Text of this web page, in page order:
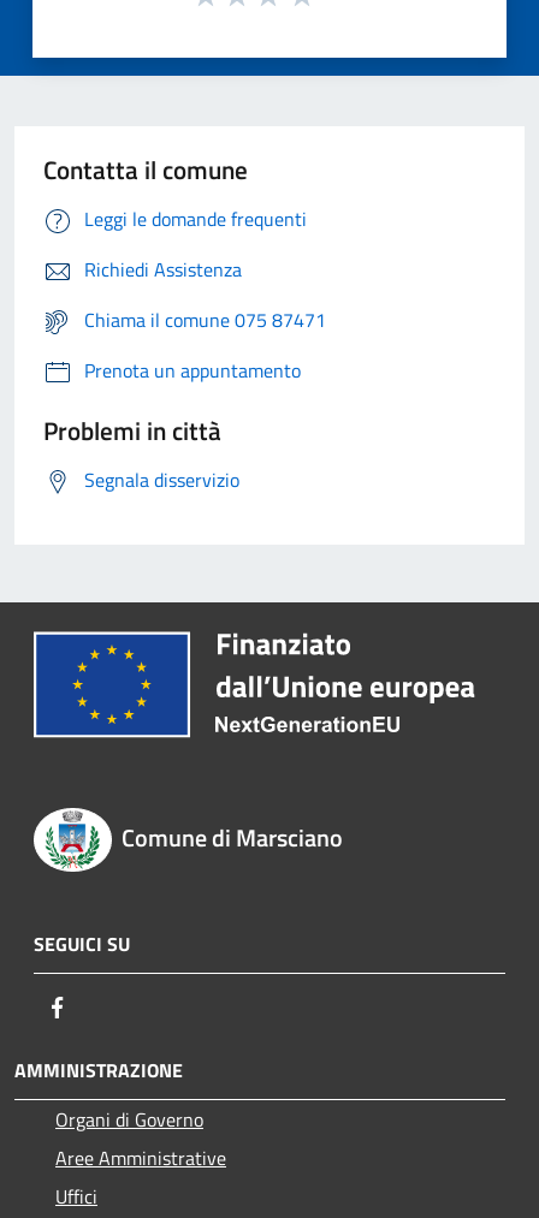
Contatta il comune
Leggi le domande frequenti
Richiedi Assistenza
Chiama il comune 075 87471
Prenota un appuntamento
Problemi in città
Segnala disservizio
Comune di Marsciano
SEGUICI SU
AMMINISTRAZIONE
Organi di Governo
Aree Amministrative
Uffici